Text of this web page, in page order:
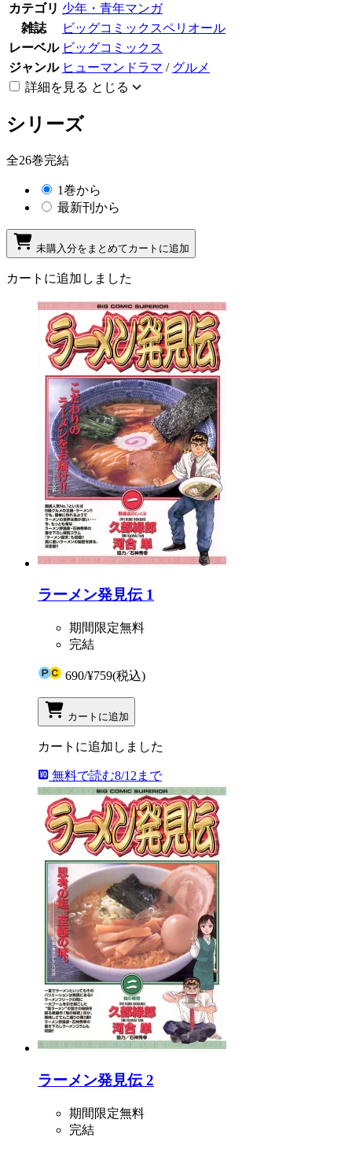
カテゴリ 少年・青年マンガ
雑誌
ビッグコミックスペリオール
レーベル ビッグコミックス
ジャンル ヒューマンドラマ / グルメ
詳細を見る とじる
シリーズ
全26巻完結
1巻から
最新刊から
未購入分をまとめてカートに追加
カートに追加しました
ラーメン発見伝 1
期間限定無料
完結
690/¥759(税込)
カートに追加
カートに追加しました
無料で読む8/12まで
ラーメン発見伝 2
期間限定無料
完結